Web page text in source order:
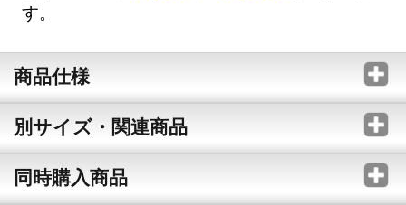
す。
商品仕様
別サイズ・関連商品
同時購入商品